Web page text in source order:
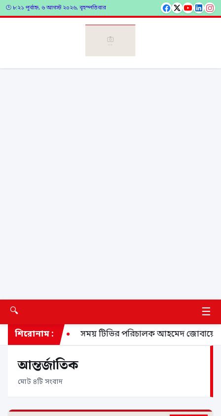
🕑 ৮:২১ পূর্বাহ্ন, ৬ আগস্ট ২০২৬, বৃহস্পতিবার
☰
🔍
শিরোনাম : সময় টিভির পরিচালক আহমেদ জোবায়ের
আন্তর্জাতিক
মোট ৪টি সংবাদ